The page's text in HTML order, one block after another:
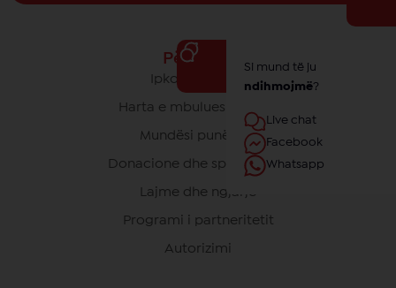
Për IPKO
Ipko - Rrethi yt
Harta e mbulueshmërisë
Mundësi punësimi
Donacione dhe sponsorime
Lajme dhe ngjarje
Programi i partneritetit
Autorizimi
Si mund të ju
ndihmojmë?
Live chat
Facebook
Whatsapp